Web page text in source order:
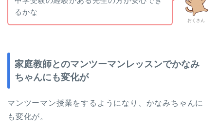
おくさん
るかな
家庭教師とのマンツーマンレッスンでかなみ
ちゃんにも変化が
マンツーマン授業をするようになり、かなみちゃんに
も変化が。